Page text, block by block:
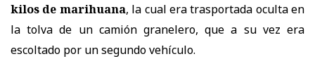
kilos de marihuana, la cual era trasportada oculta en
la tolva de un camión granelero, que a su vez era
escoltado por un segundo vehículo.